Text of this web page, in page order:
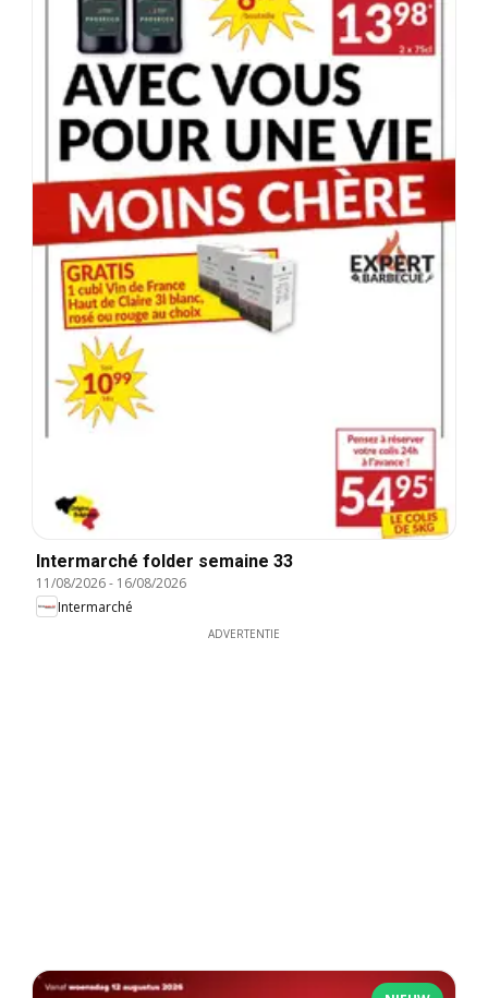
Intermarché folder semaine 33
11/08/2026- 16/08/2026
Intermarché
ADVERTENTIE